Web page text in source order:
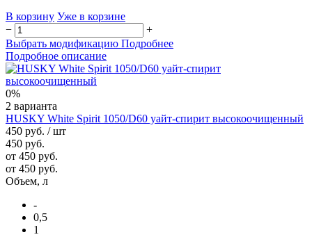
В корзину Уже в корзине
−
+
Выбрать модификацию Подробнее
Подробное описание
0%
2 варианта
HUSKY White Spirit 1050/D60 уайт-спирит высокоочищенный
450 руб. / шт
450 руб.
от 450 руб.
от 450 руб.
Объем, л
-
0,5
1